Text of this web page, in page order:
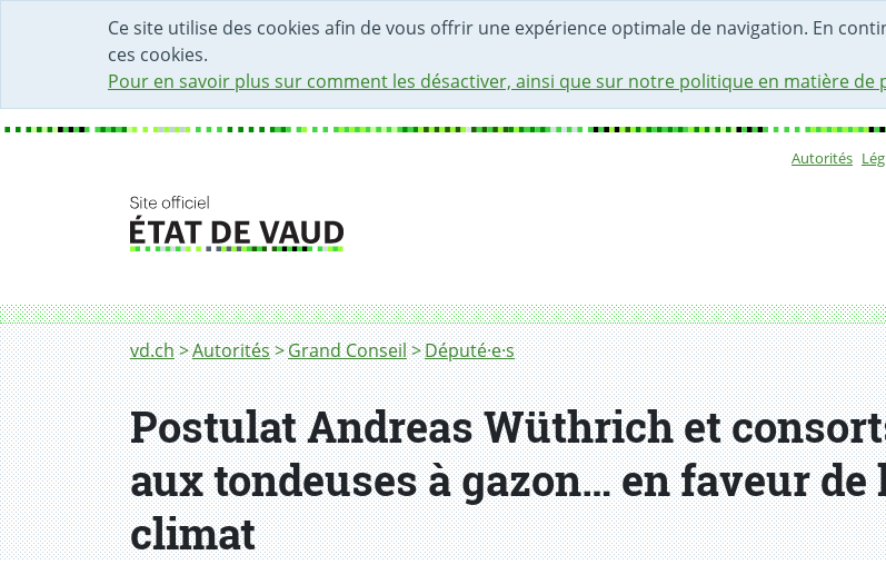
Ce site utilise des cookies afin de vous offrir une expérience optimale de navigation. En
ces cookies.
Pour en savoir plus sur comment les désactiver, ainsi que sur notre politique en matière de
DÉBUT DU CONTENU DE LA PAGE
ACCÈS AU CHAMP DE RECHERCHE
PAGE D'ACCUEIL
FORMULAIRE DE CONTACT
Autorités
Fil d'Ariane
vd.ch Autorités Grand Conseil Député·e·s
Postulat Andreas Wüthrich et
aux tondeuses à gazon… en faveur
climat